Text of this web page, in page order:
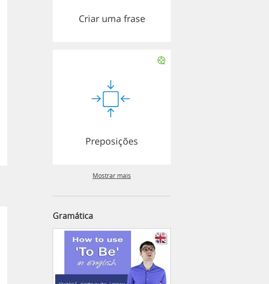
Criar uma frase
Preposições
Mostrar mais
Gramática